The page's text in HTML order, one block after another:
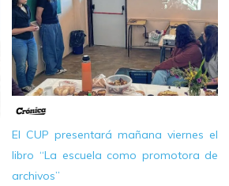
El CUP presentará mañana viernes el
libro “La escuela como promotora de
archivos”